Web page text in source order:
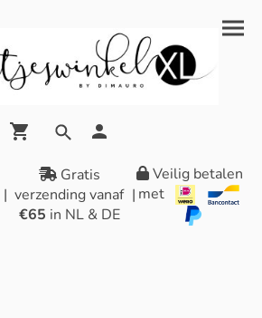
|
Gratis
verzending vanaf
€65 in NL & DE
|
Veilig betalen
met